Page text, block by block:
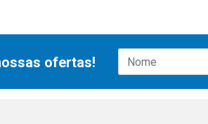
ofertas!